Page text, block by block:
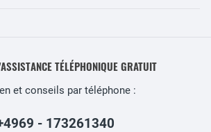
TÉLÉPHONIQUE GRATUIT
et conseils par téléphone :
- 173261340